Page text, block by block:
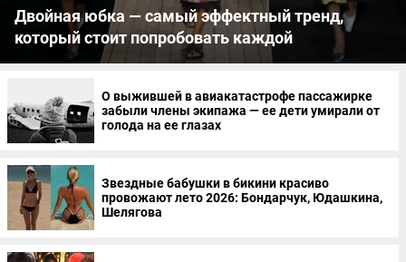
Двойная юбка — самый эффектный тренд,
который стоит попробовать каждой
О выжившей в авиакатастрофе пассажирке
забыли члены экипажа — ее дети умирали от
голода на ее глазах
Звездные бабушки в бикини красиво
провожают лето 2026: Бондарчук, Юдашкина,
Шелягова